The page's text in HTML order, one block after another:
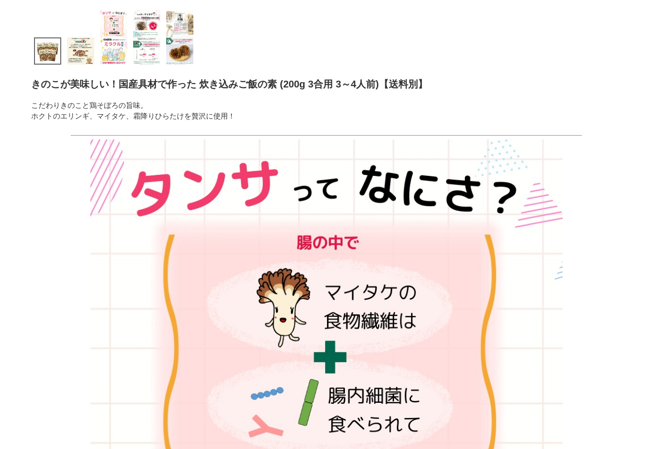
きのこが美味しい！国産具材で作った 炊き込みご飯の素 (200g 3合用 3～4人前)【送料別】
こだわりきのこと鶏そぼろの旨味。
ホクトのエリンギ、マイタケ、霜降りひらたけを贅沢に使用！